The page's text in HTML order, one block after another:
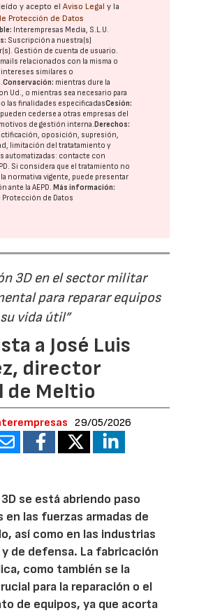
y acepto elAviso Legal y la
Protección de Datos
Interempresas Media, S.L.U.
Suscripción a nuestra(s)
Gestión de cuenta de usuario.
relacionados con la misma o
intereses similares o
Conservación: mientras dure la
Ud., o mientras sea necesario para
las finalidades especificadasCesión:
cederse a otras empresas del
de gestión interna.Derechos:
oposición, supresión,
limitación del tratatamiento y
automatizadas: contacte con
. Si considera que el tratamiento no
la normativa vigente, puede presentar
ante laAEPD .Más información:
Protección de Datos
3D en el sector militar
para reparar equipos
vida útil”
a José Luis
director
de Meltio
29/05/2026
se está abriendo paso
en las fuerzas armadas de
así como en las industrias
de defensa. La fabricación
como también se la
para la reparación o el
de equipos, ya que acorta